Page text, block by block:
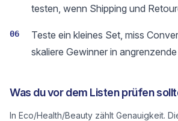
testen, wenn Shipping und
06
Teste ein kleines Set, miss
skaliere Gewinner in
Was du vor dem Listen prüfen
In Eco/Health/Beauty zählt Genauigkeit.